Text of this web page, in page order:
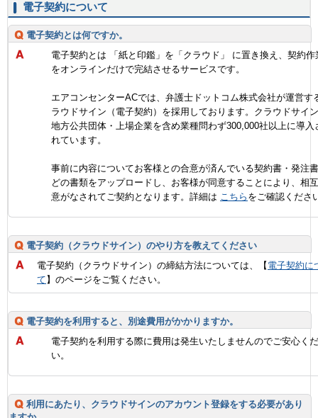
電子契約について
電子契約とは何ですか。
電子契約とは 「紙と印鑑」を「クラウド」 に置き換え、契約作
をオンラインだけで完結させるサービスです。
エアコンセンターACでは、弁護士ドットコム株式会社が運営す
ラウドサイン（電子契約）を採用しております。クラウドサイ
地方公共団体・上場企業を含め業種問わず300,000社以上に導入
れています。
事前に内容についてお客様との合意が済んでいる契約書・発注
どの書類をアップロードし、お客様が同意することにより、相
意がなされてご契約となります。詳細は こちら をご確認くださ
電子契約（クラウドサイン）のやり方を教えてください
電子契約（クラウドサイン）の締結方法については、【 電子契約に
て 】のページをご覧ください。
電子契約を利用すると、別途費用がかかりますか。
電子契約を利用する際に費用は発生いたしませんのでご安心く
い。
利用にあたり、クラウドサインのアカウント登録をする必要があり